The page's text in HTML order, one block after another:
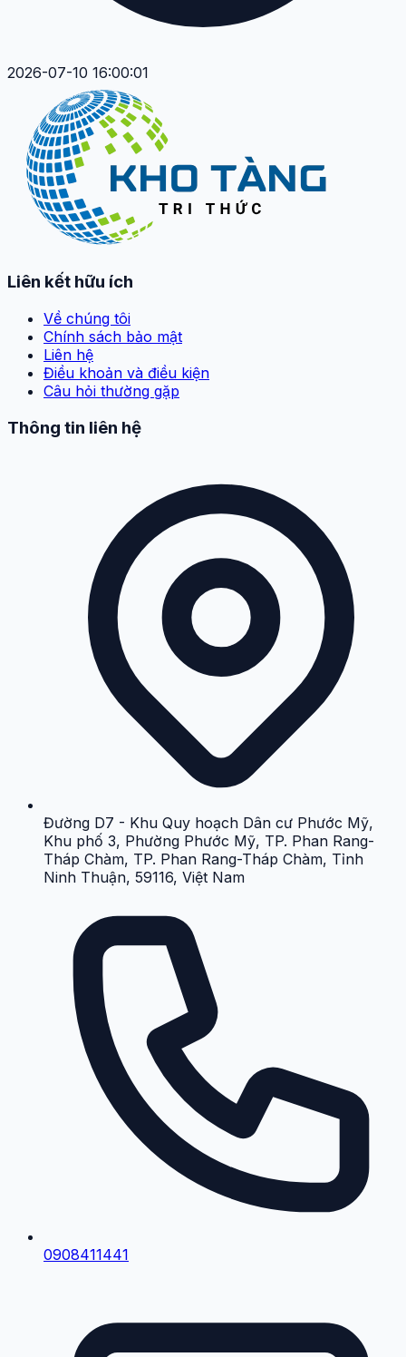
2026-07-10 16:00:01
Liên kết hữu ích
Về chúng tôi
Chính sách bảo mật
Liên hệ
Điều khoản và điều kiện
Câu hỏi thường gặp
Thông tin liên hệ
Đường D7 - Khu Quy hoạch Dân cư Phước Mỹ,
Khu phố 3, Phường Phước Mỹ, TP. Phan Rang-
Tháp Chàm, TP. Phan Rang-Tháp Chàm, Tỉnh
Ninh Thuận, 59116, Việt Nam
0908411441